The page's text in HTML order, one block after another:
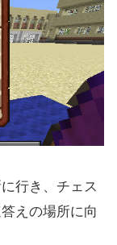
行き、チェス
えの場所に向